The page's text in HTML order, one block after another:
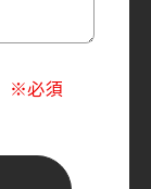
※必須